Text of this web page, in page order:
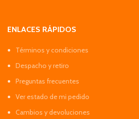
ENLACES RÁPIDOS
Términos y condiciones
Despacho y retiro
Preguntas frecuentes
Ver estado de mi pedido
Cambios y devoluciones